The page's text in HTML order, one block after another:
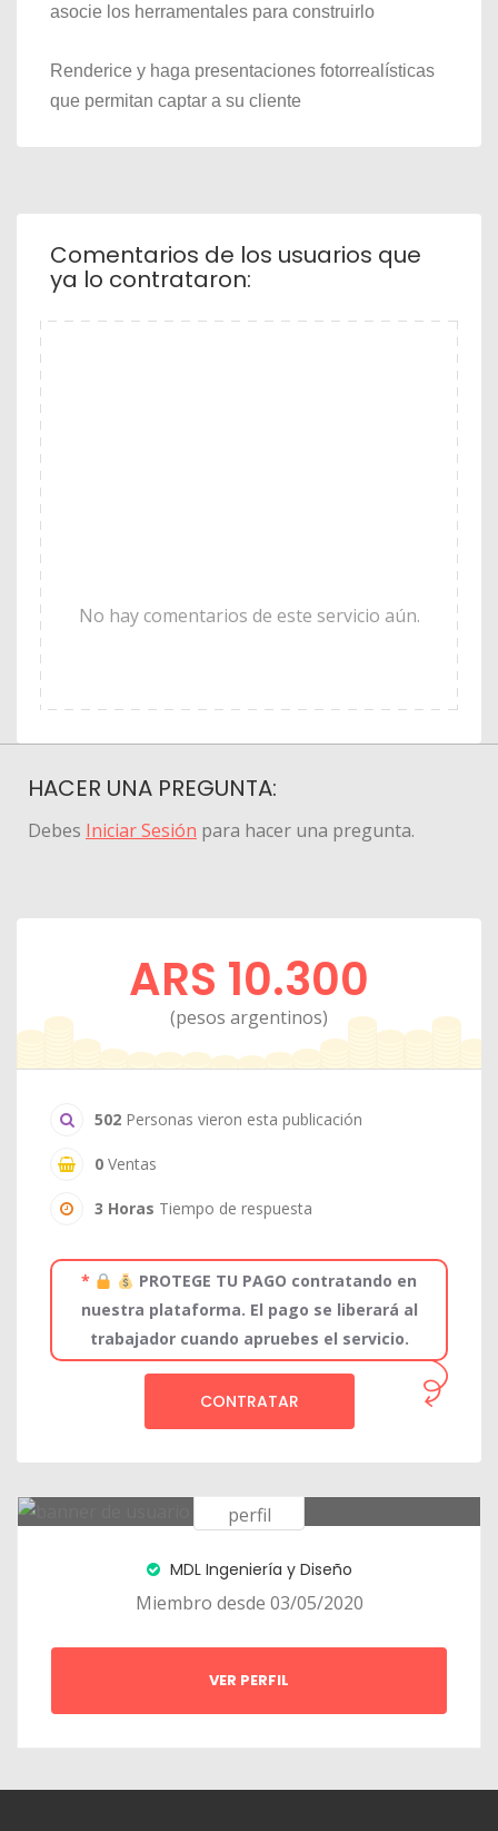
asocie los herramentales para construirlo
Renderice y haga presentaciones fotorrealísticas
que permitan captar a su cliente
Comentarios de los usuarios que
ya lo contrataron:
No hay comentarios de este servicio aún.
HACER UNA PREGUNTA:
Debes Iniciar Sesión para hacer una pregunta.
ARS 10.300
(pesos argentinos)
502 Personas vieron esta publicación
0 Ventas
3 Horas Tiempo de respuesta
*
PROTEGE TU PAGO contratando en
nuestra plataforma. El pago se liberará al
trabajador cuando apruebes el servicio.
CONTRATAR
MDL Ingeniería y Diseño
Miembro desde 03/05/2020
VER PERFIL